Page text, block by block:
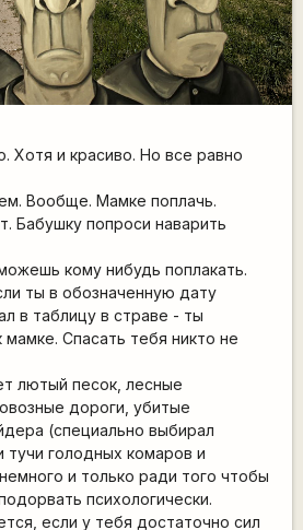
Хотя и красиво. Но все равно
Вообще. Мамке поплачь.
Бабушку попроси наварить
кому нибудь поплакать.
ты в обозначенную дату
в таблицу в страве - ты
мамке. Спасать тебя никто не
лютый песок, лесные
дороги, убитые
(специально выбирал
голодных комаров и
и только ради того чтобы
психологически.
если у тебя достаточно сил